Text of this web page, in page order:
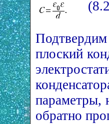
плоский
параметры,
обратно